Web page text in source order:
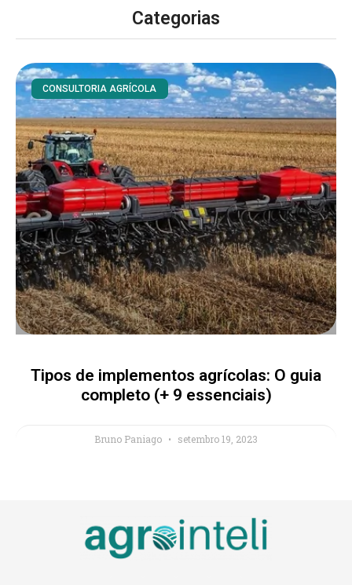
Categorias
CONSULTORIA AGRÍCOLA
Tipos de implementos agrícolas: O guia
completo (+ 9 essenciais)
Bruno Paniago setembro 19, 2023